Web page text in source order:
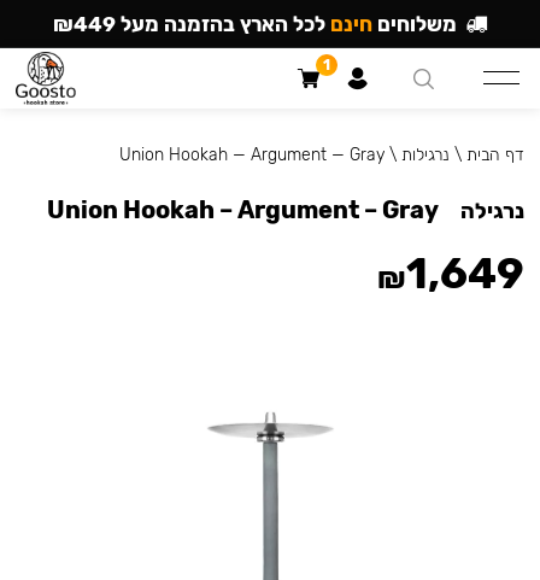
דף הבית \ נרגילות \
Union Hookah — Argument — Gray
נרגילה Union Hookah – Argument – Gray
₪1,649
משלוחים חינם לכל הארץ בהזמנה מעל ₪449
1